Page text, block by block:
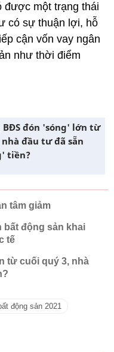
được một trạng thái
có sự thuận lợi, hỗ
cận vốn vay ngân
như thời điểm
đón 'sóng' lớn từ
đầu tư đã sẵn
tiền?
tâm giảm
bất động sản khai
tế
từ cuối quý 3, nhà
động sản 2021